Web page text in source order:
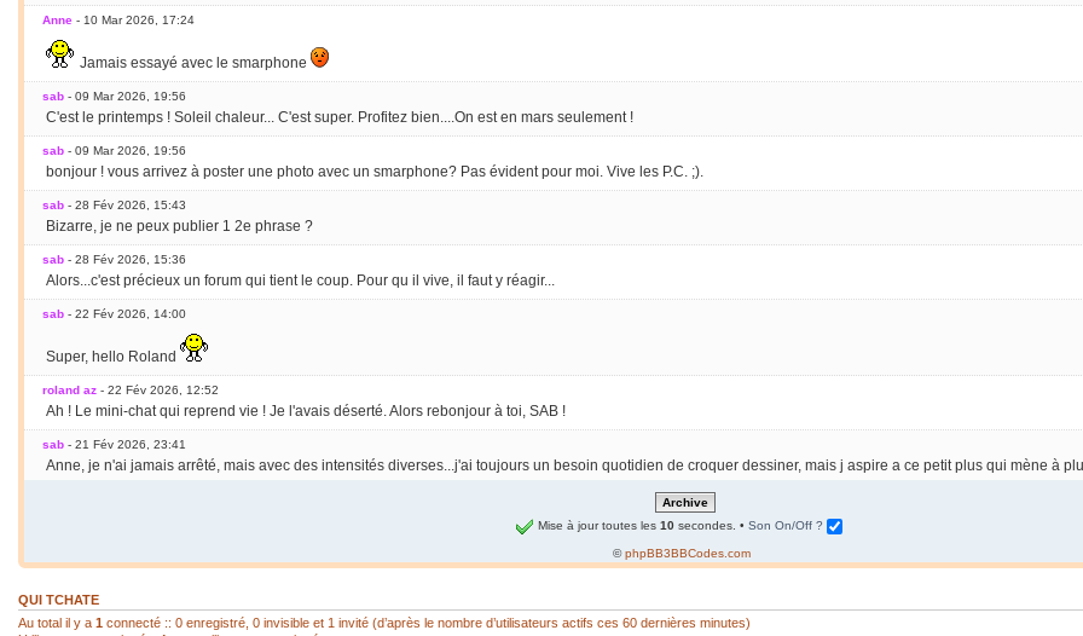
Anne - 10 Mar 2026, 17:24
Jamais essayé avec le smarphone
sab - 09 Mar 2026, 19:56
C'est le printemps ! Soleil chaleur... C'est super. Profitez bien....On est en mars seulement !
sab - 09 Mar 2026, 19:56
bonjour ! vous arrivez à poster une photo avec un smarphone? Pas évident pour moi. Vive les P.C. ;).
sab - 28 Fév 2026, 15:43
Bizarre, je ne peux publier 1 2e phrase ?
sab - 28 Fév 2026, 15:36
Alors...c'est précieux un forum qui tient le coup. Pour qu il vive, il faut y réagir...
sab - 22 Fév 2026, 14:00
Super, hello Roland
roland az - 22 Fév 2026, 12:52
Ah ! Le mini-chat qui reprend vie ! Je l'avais déserté. Alors rebonjour à toi, SAB !
sab - 21 Fév 2026, 23:41
Anne, je n'ai jamais arrêté, mais avec des intensités diverses...j'ai toujours un besoin quotidien de croquer dessiner, mais j aspire a ce petit plus qui mène à
sab- 20 Fév 2026, 22:44
HELLO Bruno, ça me fait plaisir de reprendre contact. Pas mal d'années passent, mais les contacts, les bientfaits reçus il y a longtemps restent pour toujours !
Mise à jour toutes les10 secondes. •Son On/Off ?
©phpBB3BBCodes.com
QUI TCHATE
Au total il y a 1 connecté :: 0 enregistré, 0 invisible et 1 invité (d’après le nombre d’utilisateurs actifs ces 60 dernières minutes)